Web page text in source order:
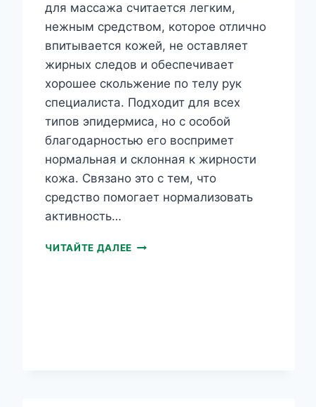
для массажа считается легким,
нежным средством, которое отлично
впитывается кожей, не оставляет
жирных следов и обеспечивает
хорошее скольжение по телу рук
специалиста. Подходит для всех
типов эпидермиса, но с особой
благодарностью его воспримет
нормальная и склонная к жирности
кожа. Связано это с тем, что
средство помогает нормализовать
активность…
ЧИТАЙТЕ ДАЛЕЕ GUARANA